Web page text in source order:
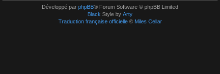
Développé par phpBB® Forum Software © phpBB Limited
Black Style by Arty
Traduction française officielle© Miles Cellar